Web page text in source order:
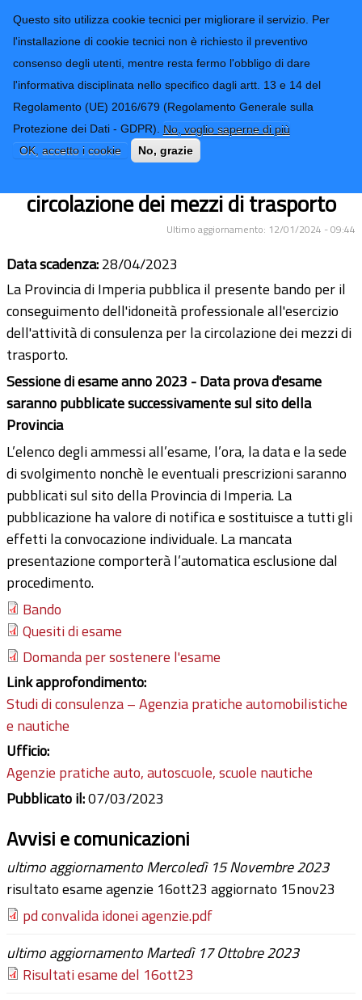
Questo sito utilizza cookie tecnici per migliorare il servizio. Per
l'installazione di cookie tecnici non è richiesto il preventivo
consenso degli utenti, mentre resta fermo l'obbligo di dare
l'informativa disciplinata nello specifico dagli artt. 13 e 14 del
Regolamento (UE) 2016/679 (Regolamento Generale sulla
Protezione dei Dati - GDPR). No, voglio saperne di più
OK, accetto i cookie
No, grazie
Provincia di
Imperia
CONTATTI-URP
TRASPARENZA
Form di ricerca
Bando per il conseguimento
dell'idoneità professionale all'esercizio
circolazione dei mezzi di trasporto
Ultimo aggiornamento: 12/01/2024 - 09:44
Data scadenza:28/04/2023
La Provincia di Imperia pubblica il presente bando per il
conseguimento dell'idoneità professionale all'esercizio
dell'attività di consulenza per la circolazione dei mezzi di
trasporto.
Sessione di esame anno 2023 -Data prova d'esame
saranno pubblicate successivamente sul sito della
Provincia
L’elenco degli ammessi all’esame, l’ora, la data e la sede
di svolgimento nonchè le eventuali prescrizioni saranno
pubblicati sul sito della Provincia di Imperia. La
pubblicazione ha valore di notifica e sostituisce a tutti gli
effetti la convocazione individuale. La mancata
presentazione comporterà l’automatica esclusione dal
procedimento.
Bando
Quesiti di esame
Domanda per sostenere l'esame
Link approfondimento:
Studi di consulenza – Agenzia pratiche automobilistiche
e nautiche
Ufficio:
Agenzie pratiche auto, autoscuole, scuole nautiche
Pubblicato il:07/03/2023
Avvisi e comunicazioni
ultimo aggiornamento Mercoledì 15 Novembre 2023
risultato esame agenzie 16ott23 aggiornato 15nov23
pd convalida idonei agenzie.pdf
ultimo aggiornamento Martedì 17 Ottobre 2023
Risultati esame del 16ott23